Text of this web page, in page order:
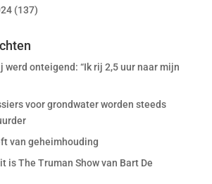
(137)
werd onteigend: “Ik rij 2,5 uur naar mijn
voor grondwater worden steeds
van geheimhouding
is The Truman Show van Bart De